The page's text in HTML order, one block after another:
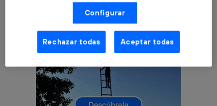
Nosotros, Telefónica S.A., utilizamos la tecnología Utiq para
realizar nuestras acciones de marketing digital o análisis
(como se describe en este aviso de consentimiento)
basadas en tu navegación en nuestra(s) web(s)
aquí (solo cuando utilizas una conexión a
internet habilitada , proporcionada por una de las
operadoras de telefonía participantes, y otorgas tu
La tecnología Utiq está diseñada con la privacidad como
prioridad ofreciéndote elección y control.
La tecnología utiliza un identificador cifrado creado por tu
Configurar
Rechazar todas Aceptar todas